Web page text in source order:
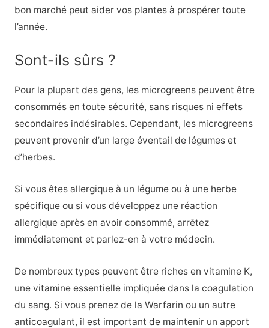
bon marché peut aider vos plantes à prospérer toute
l’année.
Sont-ils sûrs ?
Pour la plupart des gens, les microgreens peuvent être
consommés en toute sécurité, sans risques ni effets
secondaires indésirables. Cependant, les microgreens
peuvent provenir d’un large éventail de légumes et
d’herbes.
Si vous êtes allergique à un légume ou à une herbe
spécifique ou si vous développez une réaction
allergique après en avoir consommé, arrêtez
immédiatement et parlez-en à votre médecin.
De nombreux types peuvent être riches en vitamine K,
une vitamine essentielle impliquée dans la coagulation
du sang. Si vous prenez de la Warfarin ou un autre
anticoagulant, il est important de maintenir un apport